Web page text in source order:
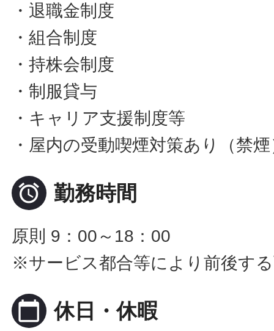
・退職金制度
・組合制度
・持株会制度
・制服貸与
・キャリア支援制度等
・屋内の受動喫煙対策あり（禁
 勤務時間
原則 9：00～18：00
※サービス都合等により前後す
calendar_today 休日・休暇